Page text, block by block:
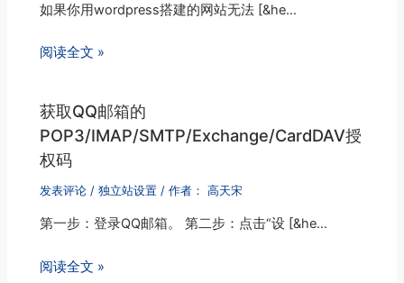
如果你用wordpress搭建的网站无法 [&he…
阅读全文 »
获取QQ邮箱的
POP3/IMAP/SMTP/Exchange/CardDAV授
权码
发表评论 /独立站设置 / 作者： 高天宋
第一步：登录QQ邮箱。 第二步：点击“设 [&he…
阅读全文 »